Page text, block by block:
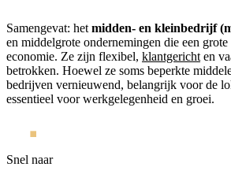
Samengevat: het midden- en kleinbedrijf
en middelgrote ondernemingen die een
economie. Ze zijn flexibel, klantgericht en
betrokken. Hoewel ze soms beperkte
bedrijven vernieuwend, belangrijk voor de
essentieel voor werkgelegenheid en groei.
Snel naar